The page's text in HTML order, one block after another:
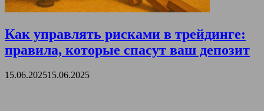
Как управлять рисками в трейдинге:
правила, которые спасут ваш депозит
15.06.202515.06.2025